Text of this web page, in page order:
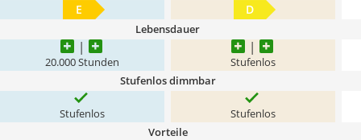
E D
Lebensdauer
20.000 Stunden Stufenlos
Stufenlos dimmbar
Stufenlos Stufenlos
Vorteile